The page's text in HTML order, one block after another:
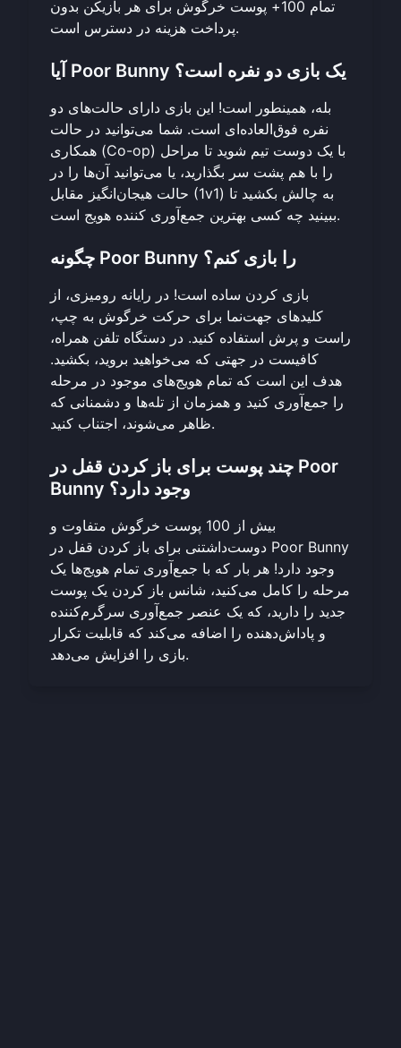
تمام 100+ پوست خرگوش برای هر بازیکن بدون
پرداخت هزینه در دسترس است.
آیا Poor Bunny یک بازی دو نفره است؟
بله، همینطور است! این بازی دارای حالت‌های دو
نفره فوق‌العاده‌ای است. شما می‌توانید در حالت
همکاری (Co-op) با یک دوست تیم شوید تا مراحل
را با هم پشت سر بگذارید، یا می‌توانید آن‌ها را در
حالت هیجان‌انگیز مقابل (1v1) به چالش بکشید تا
ببینید چه کسی بهترین جمع‌آوری کننده هویج است.
چگونه Poor Bunny را بازی کنم؟
بازی کردن ساده است! در رایانه رومیزی، از
کلیدهای جهت‌نما برای حرکت خرگوش به چپ،
راست و پرش استفاده کنید. در دستگاه تلفن همراه،
کافیست در جهتی که می‌خواهید بروید، بکشید.
هدف این است که تمام هویج‌های موجود در مرحله
را جمع‌آوری کنید و همزمان از تله‌ها و دشمنانی که
ظاهر می‌شوند، اجتناب کنید.
چند پوست برای باز کردن قفل در Poor
Bunny وجود دارد؟
بیش از 100 پوست خرگوش متفاوت و
دوست‌داشتنی برای باز کردن قفل در Poor Bunny
وجود دارد! هر بار که با جمع‌آوری تمام هویج‌ها یک
مرحله را کامل می‌کنید، شانس باز کردن یک پوست
جدید را دارید، که یک عنصر جمع‌آوری سرگرم‌کننده
و پاداش‌دهنده را اضافه می‌کند که قابلیت تکرار
بازی را افزایش می‌دهد.